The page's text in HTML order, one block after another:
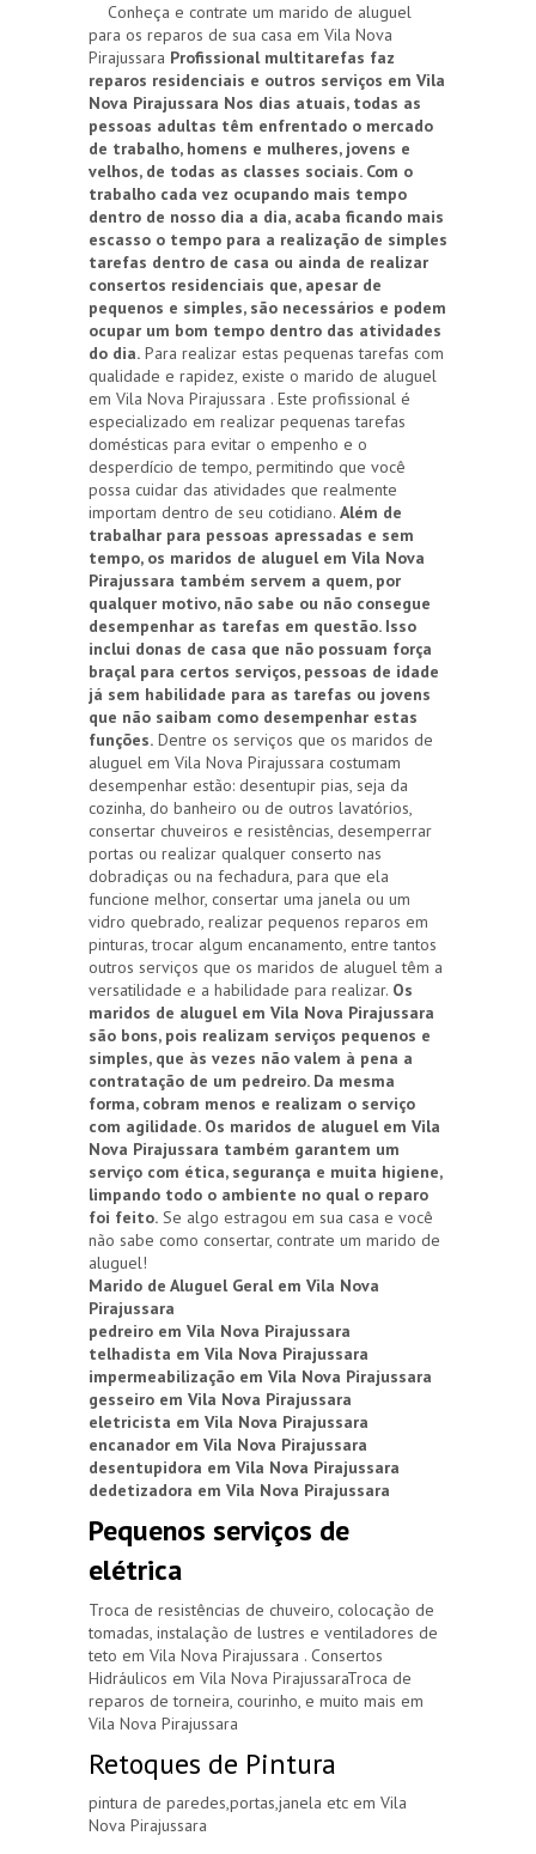
Conheça e contrate um marido de aluguel
para os reparos de sua casa em Vila Nova
Pirajussara Profissional multitarefas faz
reparos residenciais e outros serviços em Vila
Nova Pirajussara Nos dias atuais, todas as
pessoas adultas têm enfrentado o mercado
de trabalho, homens e mulheres, jovens e
velhos, de todas as classes sociais. Com o
trabalho cada vez ocupando mais tempo
dentro de nosso dia a dia, acaba ficando mais
escasso o tempo para a realização de simples
tarefas dentro de casa ou ainda de realizar
consertos residenciais que, apesar de
pequenos e simples, são necessários e podem
ocupar um bom tempo dentro das atividades
do dia. Para realizar estas pequenas tarefas com
qualidade e rapidez, existe o marido de aluguel
em Vila Nova Pirajussara . Este profissional é
especializado em realizar pequenas tarefas
domésticas para evitar o empenho e o
desperdício de tempo, permitindo que você
possa cuidar das atividades que realmente
importam dentro de seu cotidiano. Além de
trabalhar para pessoas apressadas e sem
tempo, os maridos de aluguel em Vila Nova
Pirajussara também servem a quem, por
qualquer motivo, não sabe ou não consegue
desempenhar as tarefas em questão. Isso
inclui donas de casa que não possuam força
braçal para certos serviços, pessoas de idade
já sem habilidade para as tarefas ou jovens
que não saibam como desempenhar estas
funções. Dentre os serviços que os maridos de
aluguel em Vila Nova Pirajussara costumam
desempenhar estão: desentupir pias, seja da
cozinha, do banheiro ou de outros lavatórios,
consertar chuveiros e resistências, desemperrar
portas ou realizar qualquer conserto nas
dobradiças ou na fechadura, para que ela
funcione melhor, consertar uma janela ou um
vidro quebrado, realizar pequenos reparos em
pinturas, trocar algum encanamento, entre tantos
outros serviços que os maridos de aluguel têm a
versatilidade e a habilidade para realizar. Os
maridos de aluguel em Vila Nova Pirajussara
são bons, pois realizam serviços pequenos e
simples, que às vezes não valem à pena a
contratação de um pedreiro. Da mesma
forma, cobram menos e realizam o serviço
com agilidade. Os maridos de aluguel em Vila
Nova Pirajussara também garantem um
serviço com ética, segurança e muita higiene,
limpando todo o ambiente no qual o reparo
foi feito. Se algo estragou em sua casa e você
não sabe como consertar, contrate um marido de
aluguel!
Marido de Aluguel Geral em Vila Nova
Pirajussara
pedreiro em Vila Nova Pirajussara
telhadista em Vila Nova Pirajussara
impermeabilização em Vila Nova Pirajussara
gesseiro em Vila Nova Pirajussara
eletricista em Vila Nova Pirajussara
encanador em Vila Nova Pirajussara
desentupidora em Vila Nova Pirajussara
dedetizadora em Vila Nova Pirajussara
Pequenos serviços de
elétrica
Troca de resistências de chuveiro, colocação de
tomadas, instalação de lustres e ventiladores de
teto em Vila Nova Pirajussara . Consertos
Hidráulicos em Vila Nova PirajussaraTroca de
reparos de torneira, courinho, e muito mais em
Vila Nova Pirajussara
Retoques de Pintura
pintura de paredes,portas,janela etc em Vila
Nova Pirajussara